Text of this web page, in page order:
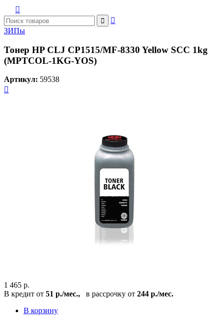



ЗИПы
Тонер HP CLJ CP1515/MF-8330 Yellow SCC 1kg
(MPTCOL-1KG-YOS)
Артикул: 59538

1 465 р.
В кредит от 51 р./мес., в рассрочку от 244 р./мес.
В корзину